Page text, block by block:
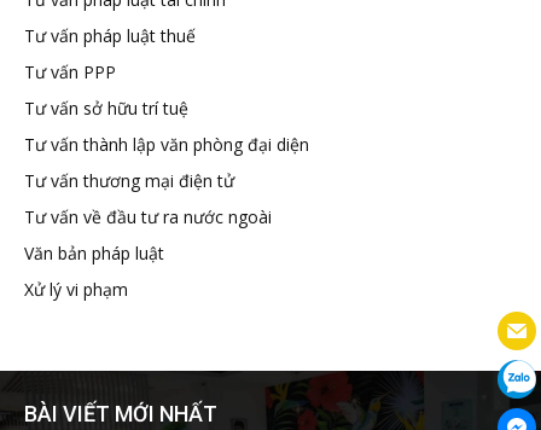
Tư vấn pháp luật thuế
Tư vấn PPP
Tư vấn sở hữu trí tuệ
Tư vấn thành lập văn phòng đại diện
Tư vấn thương mại điện tử
Tư vấn về đầu tư ra nước ngoài
Văn bản pháp luật
Xử lý vi phạm
BÀI VIẾT MỚI NHẤT